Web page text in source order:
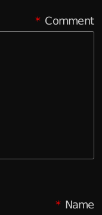
Comment
*
Name
*